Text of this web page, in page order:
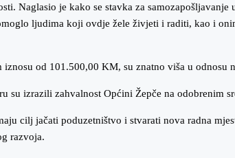
Naglasio je kako se stavka za
ljudima koji ovdje žele živjeti i raditi, kao i
od 101.500,00 KM, su znatno viša u
su izrazili zahvalnost Općini Žepče na odobrenim
cilj jačati poduzetništvo i stvarati nova radna
razvoja.